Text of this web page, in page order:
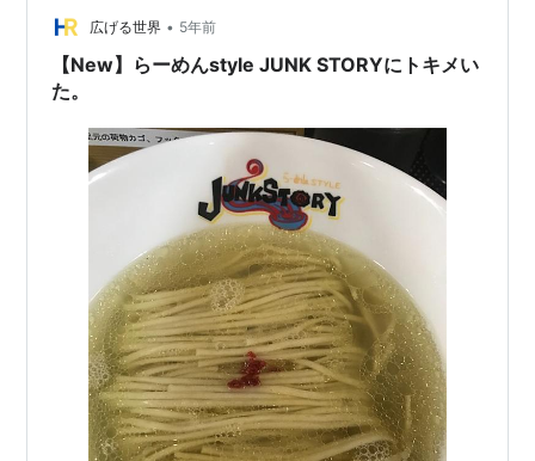
広げる世界 • 5年前
【New】らーめんstyle JUNK STORYにトキメい
た。